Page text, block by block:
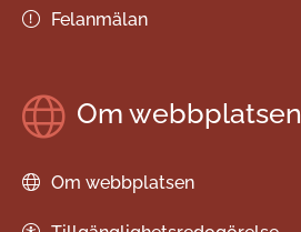
Felanmälan
Om webbplatsen
Om webbplatsen